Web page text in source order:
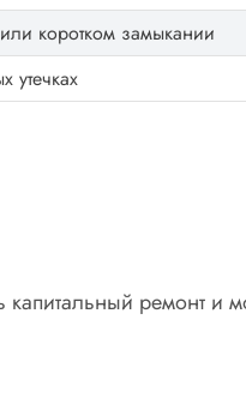
коротком замыкании
утечках
капитальный ремонт и